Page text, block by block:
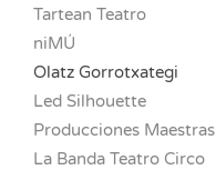
Tartean Teatro
niMÚ
Olatz Gorrotxategi
Led Silhouette
Producciones Maestras
La Banda Teatro Circo